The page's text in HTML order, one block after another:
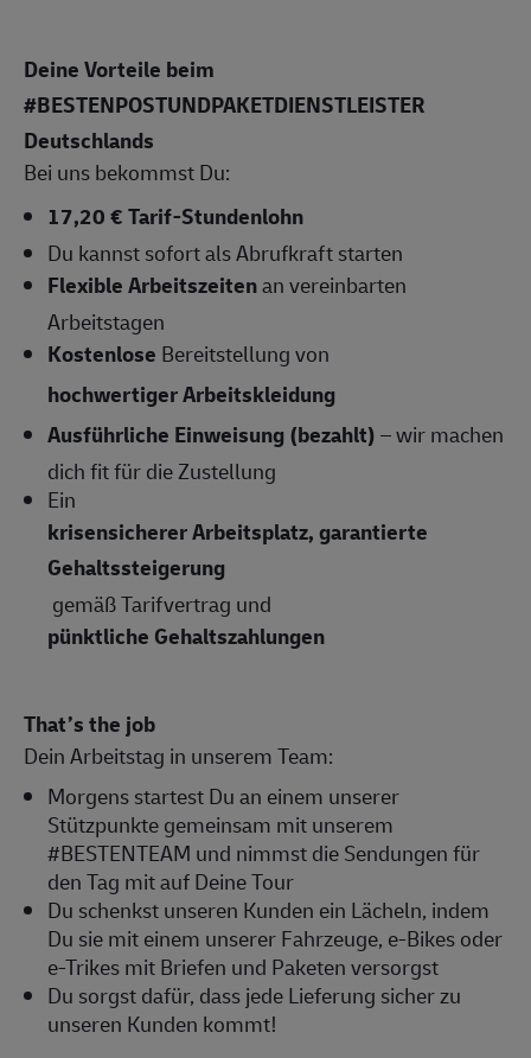
Deine Vorteile beim
#BESTENPOSTUNDPAKETDIENSTLEISTER
Deutschlands
Bei uns bekommst Du:
17,20 € Tarif-Stundenlohn
Du kannst sofort als Abrufkraft starten
Flexible Arbeitszeitenan vereinbarten
Arbeitstagen
Kostenlose Bereitstellung von
hochwertiger Arbeitskleidung
Ausführliche Einweisung (bezahlt)– wir machen
dich fit für die Zustellung
Ein
krisensicherer Arbeitsplatz, garantierte
Gehaltssteigerung
gemäß Tarifvertrag und
pünktliche Gehaltszahlungen
That’s the job
Dein Arbeitstag in unserem Team:
Morgens startest Du an einem unserer
Stützpunkte gemeinsam mit unserem
#BESTENTEAM und nimmst die Sendungen für
den Tag mit auf Deine Tour
Du schenkst unseren Kunden ein Lächeln, indem
Du sie mit einem unserer Fahrzeuge, e-Bikes oder
e-Trikes mit Briefen und Paketen versorgst
Du sorgst dafür, dass jede Lieferung sicher zu
unseren Kunden kommt!